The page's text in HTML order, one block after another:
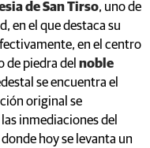
de San Tirso, uno de
en el que destaca su
en el centro
de piedra del noble
se encuentra el
original se
inmediaciones del
hoy se levanta un